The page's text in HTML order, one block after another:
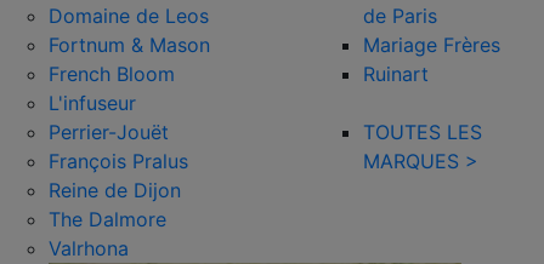
Domaine de Leos
Fortnum & Mason
French Bloom
L'infuseur
Perrier-Jouët
François Pralus
Reine de Dijon
The Dalmore
Valrhona
de Paris
Mariage Frères
Ruinart
TOUTES LES
MARQUES >